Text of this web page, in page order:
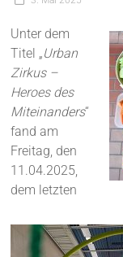
Unter dem
Titel „Urban
Zirkus –
Heroes des
Miteinanders“
fand am
Freitag, den
11.04.2025,
dem letzten